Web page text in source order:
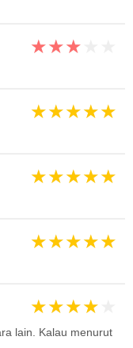
★★★
★★★★★
★★★★★
★★★★★
★★★★
lain. Kalau menurut